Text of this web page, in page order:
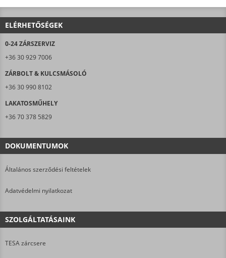
ELÉRHETŐSÉGEK
0-24 ZÁRSZERVIZ
+36 30 929 7006
ZÁRBOLT & KULCSMÁSOLÓ
+36 30 990 8102
LAKATOSMŰHELY
+36 70 378 5829
DOKUMENTUMOK
Általános szerződési feltételek
Adatvédelmi nyilatkozat
SZOLGÁLTATÁSAINK
TESA zárcsere